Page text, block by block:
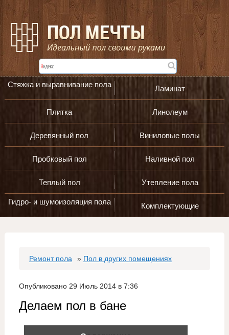
Стяжка и выравнивание пола Ламинат
Плитка Линолеум
Деревянный пол Виниловые полы
Пробковый пол Наливной пол
Теплый пол Утепление пола
Гидро- и шумоизоляция пола Комплектующие
Ремонт пола » Пол в других помещениях
Опубликовано 29 Июль 2014 в 7:36
Делаем пол в бане